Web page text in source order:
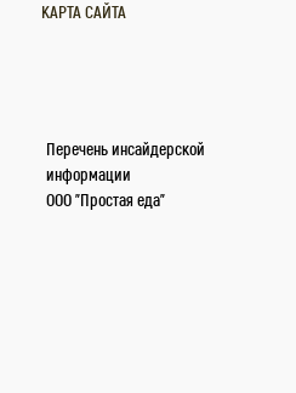
Перечень инсайдерской
информации
ООО "Простая еда"
КАРТА САЙТА